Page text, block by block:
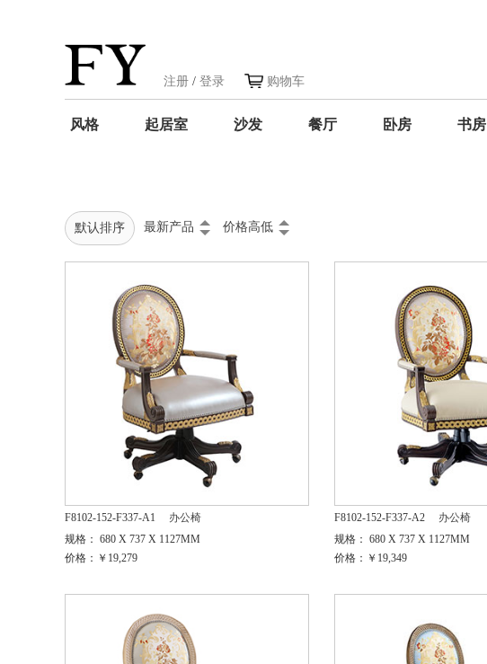
注册 / 登录 购物车
风格 起居室 沙发 餐厅 卧房 书房
默认排序 最新产品 价格高低
F8102-152-F337-A1
办公椅
规格： 680 X 737 X 1127MM
价格：￥19,279
F8102-152-F337-A2
办公椅
规格： 680 X 737 X 1127MM
价格：￥19,349